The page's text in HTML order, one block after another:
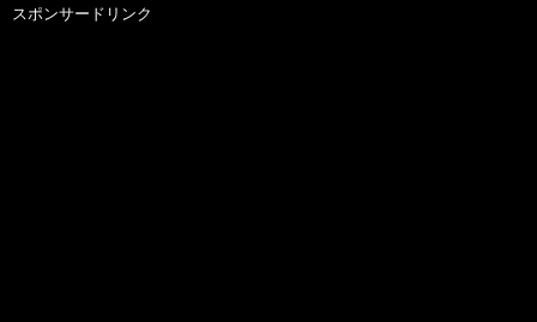
スポンサードリンク